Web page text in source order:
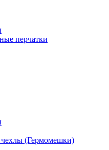
перчатки
(Гермомешки)